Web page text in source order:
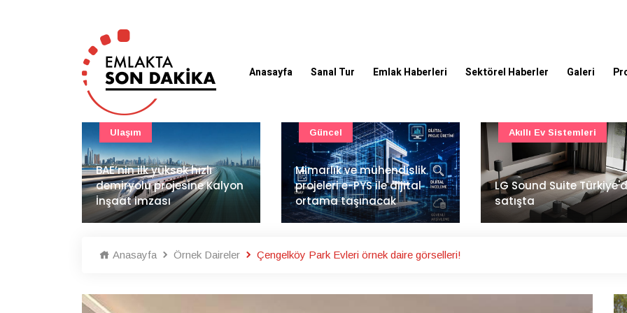
Anasayfa Sanal Tur Emlak Haberleri Sektörel Haberler Galeri
Mimarlık ve mühendislik
projeleri e-PYS ile dijital
ortama taşınacak
Güncel
LG Sound Suite Türkiye'de
satışta
Akıllı Ev Sistemleri
İstanbul Havalimanı'nın
ana pistinde sona doğru
Ulaşım
Anasayfa Örnek Daireler Çengelköy Park Evleri örnek daire görselleri!